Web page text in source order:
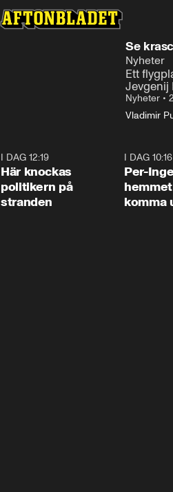
Se
Nyheter
Ett
Jevgenij
Nyheter •
Vladimir
I DAG 12:19
Här knockas
politikern på
stranden
I DAG 10:16
Per-
komma